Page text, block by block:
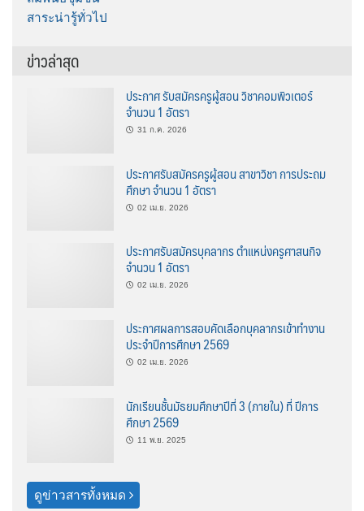
สาระน่ารู้ทั่วไป
ข่าวล่าสุด
ประกาศ รับสมัครครูผู้สอน วิชาคอมพิวเตอร์
จำนวน 1 อัตรา
31 ก.ค. 2026
ประกาศรับสมัครครูผู้สอน สาขาวิชา การประถม
ศึกษา จำนวน 1 อัตรา
02 เม.ย. 2026
ประกาศรับสมัครบุคลากร ตำแหน่งครูศาสนกิจ
จำนวน 1 อัตรา
02 เม.ย. 2026
ประกาศผลการสอบคัดเลือกบุคลากรเข้าทำงาน
ประจำปีการศึกษา 2569
02 เม.ย. 2026
นักเรียนชั้นมัธยมศึกษาปีที่ 3 (ภายใน) ที่ ปีการ
ศึกษา 2569
11 พ.ย. 2025
ดูข่าวสารทั้งหมด